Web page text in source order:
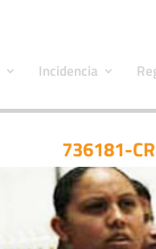
Incidencia
736181-